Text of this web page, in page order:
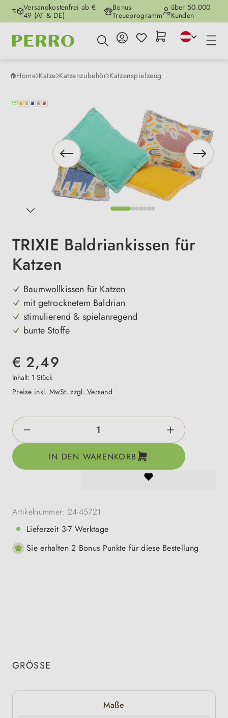
Zum Hauptinhalt springen
Versandkostenfrei ab €
49 (AT & DE)
Bonus-
Treueprogramm
über 50.000
Kunden
Home Katze Katzenzubehör Katzenspielzeug
TRIXIE Baldriankissen für
Katzen
Baumwollkissen für Katzen
mit getrocknetem Baldrian
stimulierend & spielanregend
bunte Stoffe
€ 2,49
Inhalt: 1 Stück
Preise inkl. MwSt. zzgl. Versand
Produkt Anzahl: Gib den gewünschten
IN DEN WARENKORB
Artikelnummer: 24-45721
Lieferzeit 3-7 Werktage
Sie erhalten 2 Bonus Punkte für diese Bestellung
GRÖSSE
Maße